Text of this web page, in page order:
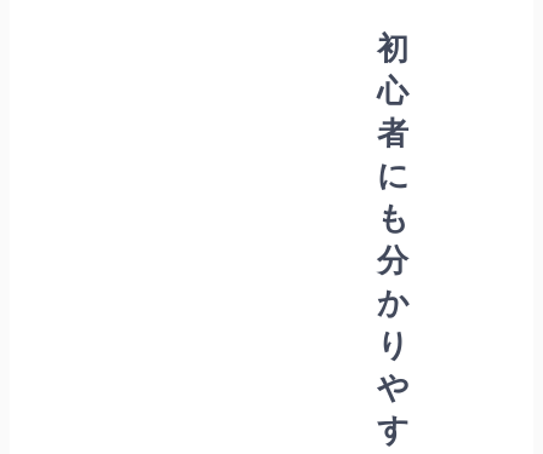
初
心
者
に
も
分
か
り
や
す